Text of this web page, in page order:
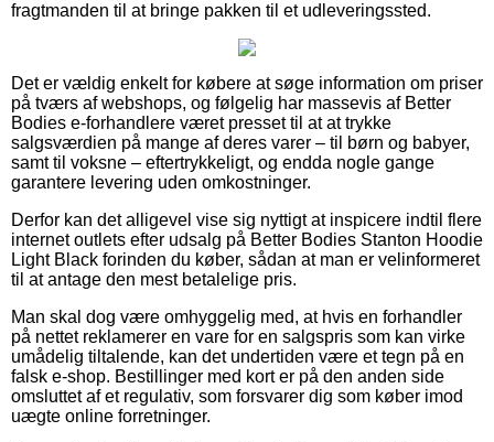
fragtmanden til at bringe pakken til et udleveringssted.
Det er vældig enkelt for købere at søge information om priser
på tværs af webshops, og følgelig har massevis af Better
Bodies e-forhandlere været presset til at at trykke
salgsværdien på mange af deres varer – til børn og babyer,
samt til voksne – eftertrykkeligt, og endda nogle gange
garantere levering uden omkostninger.
Derfor kan det alligevel vise sig nyttigt at inspicere indtil flere
internet outlets efter udsalg på Better Bodies Stanton Hoodie
Light Black forinden du køber, sådan at man er velinformeret
til at antage den mest betalelige pris.
Man skal dog være omhyggelig med, at hvis en forhandler
på nettet reklamerer en vare for en salgspris som kan virke
umådelig tiltalende, kan det undertiden være et tegn på en
falsk e-shop. Bestillinger med kort er på den anden side
omsluttet af et regulativ, som forsvarer dig som køber imod
uægte online forretninger.